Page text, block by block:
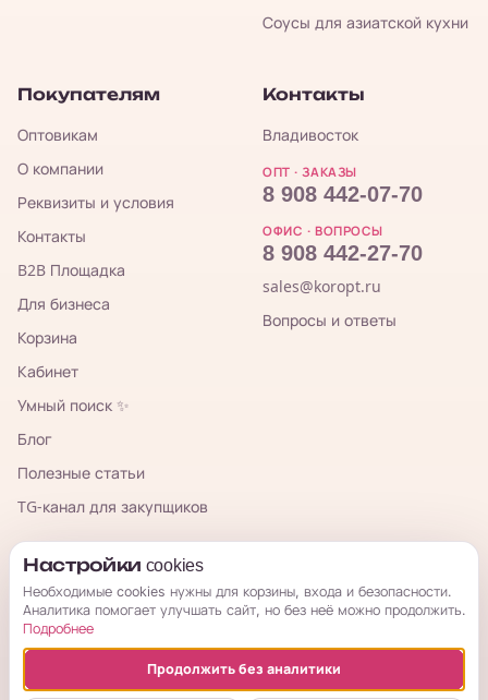
Соусы для азиатской кухни
Покупателям
Оптовикам
О компании
Реквизиты и условия
Контакты
B2B Площадка
Для бизнеса
Корзина
Кабинет
Умный поиск ✨
Блог
Полезные статьи
TG-канал для закупщиков
Контакты
Владивосток
ОПТ · ЗАКАЗЫ
8 908 442-07-70
ОФИС · ВОПРОСЫ
8 908 442-27-70
sales@koropt.ru
Вопросы и ответы
КорОпт
© 2026 КорОпт. Корейские и китайские товары из Владивостока.
Настройки cookies
Необходимые cookies нужны для корзины, входа и безопасности.
Аналитика помогает улучшать сайт, но без неё можно продолжить.
Подробнее
Продолжить без аналитики